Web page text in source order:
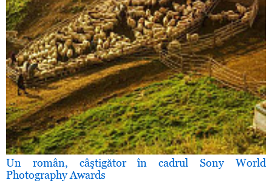
Un român, câştigător în cadrul Sony World
Photography Awards